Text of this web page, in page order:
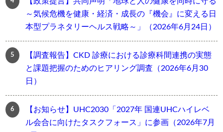
～気候危機を健康・経済・成長の『機会』に変える日
本型プラネタリーヘルス戦略～」（2026年6月24日）
【調査報告】CKD 診療における診療科間連携の実態
と課題把握のためのヒアリング調査（2026年6月30
日）
【お知らせ】UHC2030「2027年 国連UHCハイレベ
ル会合に向けたタスクフォース」に参画（2026年7月